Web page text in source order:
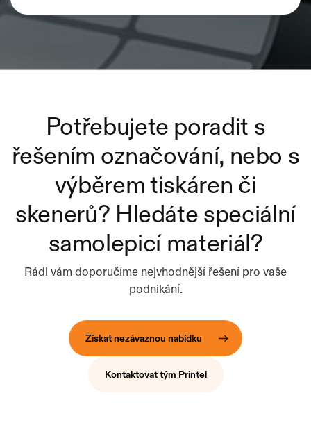
Potřebujete poradit s
řešením označování, nebo s
výběrem tiskáren či
skenerů? Hledáte speciální
samolepicí materiál?
Rádi vám doporučíme nejvhodnější řešení pro vaše
podnikání.
Získat nezávaznou nabídku
Kontaktovat tým Printel